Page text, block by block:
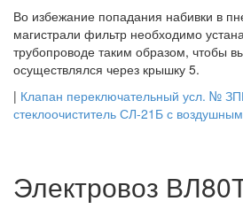
Во избежание попадания набивки в
магистрали фильтр необходимо
трубопроводе таким образом, чтобы
осуществлялся через крышку 5.
| Клапан переключательный усл. №
стеклоочиститель СЛ-21Б с
Электровоз